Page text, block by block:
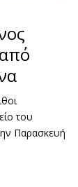
του
Παρασκευή